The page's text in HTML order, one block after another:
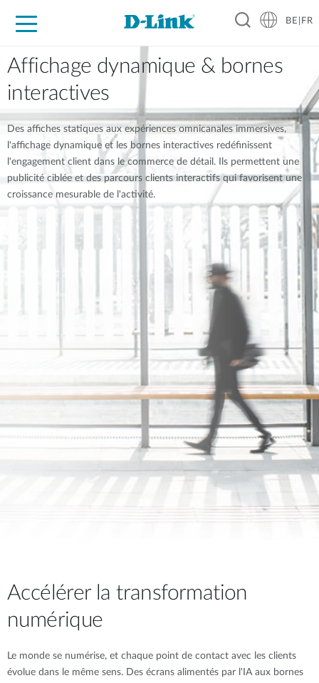
Grand Public
Entreprises
Industrie
Support
Ressources
Partenaires
BE|FR
Affichage dynamique & bornes
interactives
Des affiches statiques aux expériences omnicanales immersives,
l'affichage dynamique et les bornes interactives redéfinissent
l'engagement client dans le commerce de détail. Ils permettent une
publicité ciblée et des parcours clients interactifs qui favorisent une
croissance mesurable de l'activité.
Accélérer la transformation
numérique
Le monde se numérise, et chaque point de contact avec les clients
évolue dans le même sens. Des écrans alimentés par l'IA aux bornes